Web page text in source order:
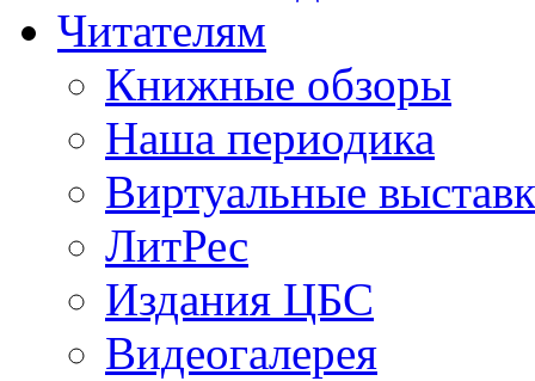
Читателям
Книжные обзоры
Наша периодика
Виртуальные
ЛитРес
Издания ЦБС
Видеогалерея